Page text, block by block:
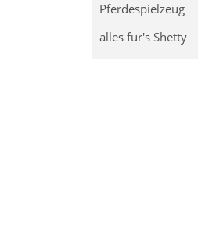
Pferdespielzeug
alles für's Shetty